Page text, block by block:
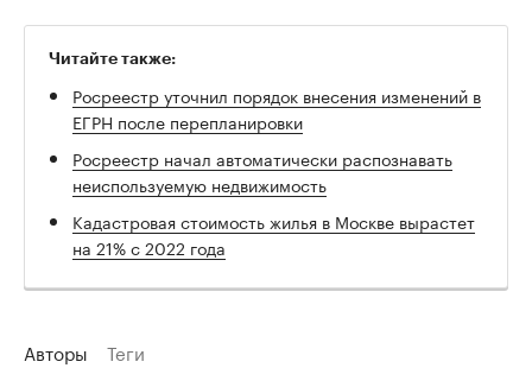
Читайте также:
Росреестр уточнил порядок внесения изменений в
ЕГРН после перепланировки
Росреестр начал автоматически распознавать
неиспользуемую недвижимость
Кадастровая стоимость жилья в Москве вырастет
на 21% с 2022 года
Авторы Теги